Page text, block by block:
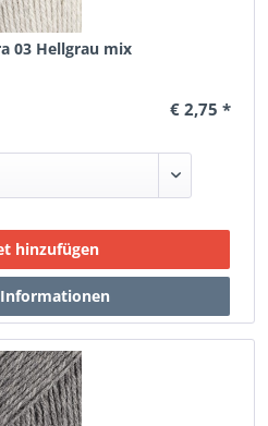
03 Hellgrau mix
€ 2,75 *